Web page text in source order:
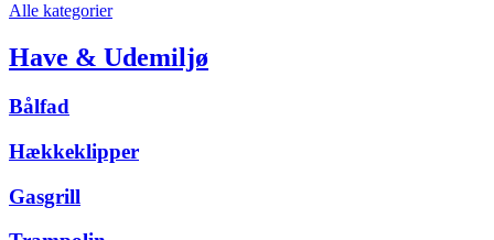
Alle kategorier
Have & Udemiljø
Bålfad
Hækkeklipper
Gasgrill